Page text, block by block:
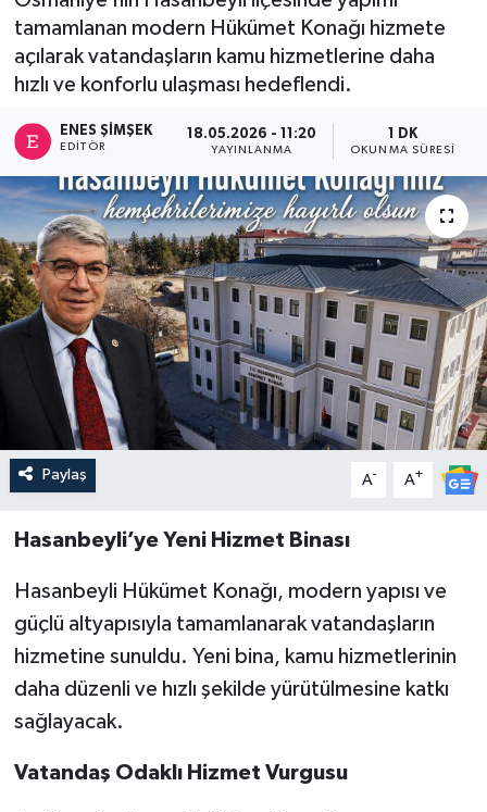
tamamlanan modern Hükümet Konağı hizmete
açılarak vatandaşların kamu hizmetlerine daha
hızlı ve konforlu ulaşması hedeflendi.
ENES ŞIMŞEK
EDITÖR
18.05.2026 - 11:20
YAYINLANMA
1 DK
OKUNMA SÜRESI
Paylaş A- A+
Hasanbeyli’ye Yeni Hizmet Binası
Hasanbeyli Hükümet Konağı, modern yapısı ve
güçlü altyapısıyla tamamlanarak vatandaşların
hizmetine sunuldu. Yeni bina, kamu hizmetlerinin
daha düzenli ve hızlı şekilde yürütülmesine katkı
sağlayacak.
Vatandaş Odaklı Hizmet Vurgusu